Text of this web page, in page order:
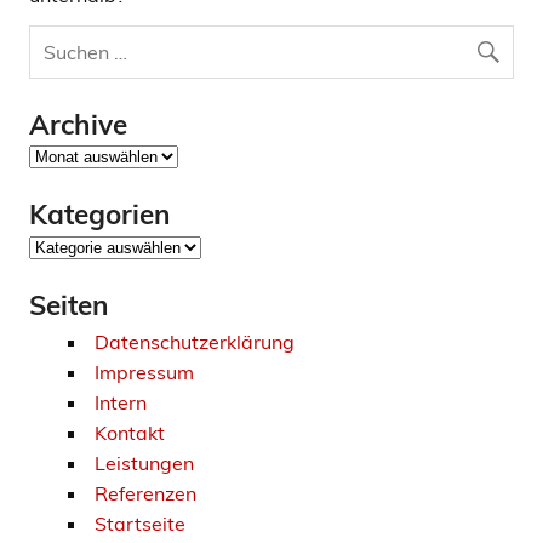
Archive
Archive
Kategorien
Kategorien
Seiten
Datenschutzerklärung
Impressum
Intern
Kontakt
Leistungen
Referenzen
Startseite